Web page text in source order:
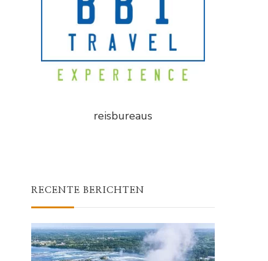
reisbureaus
RECENTE BERICHTEN